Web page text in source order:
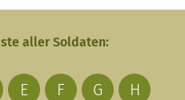
aller Soldaten:
E F G
H